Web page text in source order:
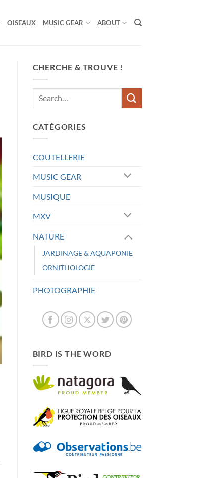
OISEAUX MUSIC GEAR ABOUT
CHERCHE & TROUVE !
CATÉGORIES
COUTELLERIE
MUSIC GEAR
MUSIQUE
MXV
NATURE
JARDINAGE & AQUAPONIE
ORNITHOLOGIE
PHOTOGRAPHIE
BIRD IS THE WORD